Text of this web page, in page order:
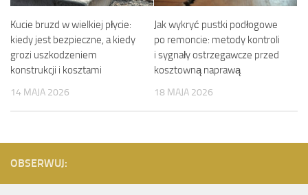
Kucie bruzd w wielkiej płycie:
kiedy jest bezpieczne, a kiedy
grozi uszkodzeniem
konstrukcji i kosztami
14 MAJA 2026
Jak wykryć pustki podłogowe
po remoncie: metody kontroli
i sygnały ostrzegawcze przed
kosztowną naprawą
18 MAJA 2026
OBSERWUJ: